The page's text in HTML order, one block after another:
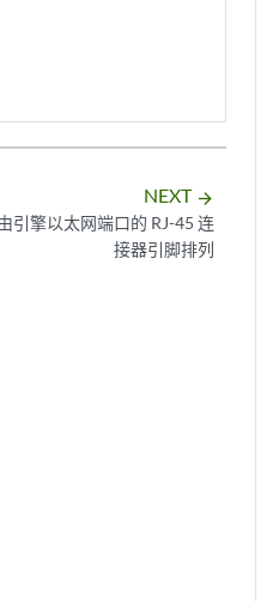
NEXT arrow_forward
引擎以太网端口的 RJ-45 连
接器引脚排列